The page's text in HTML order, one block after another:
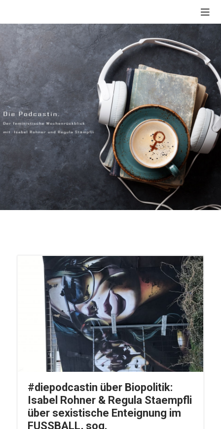
#diepodcastin über Biopolitik:
Isabel Rohner & Regula Staempfli
über sexistische Enteignung im
FUSSBALL, sog.